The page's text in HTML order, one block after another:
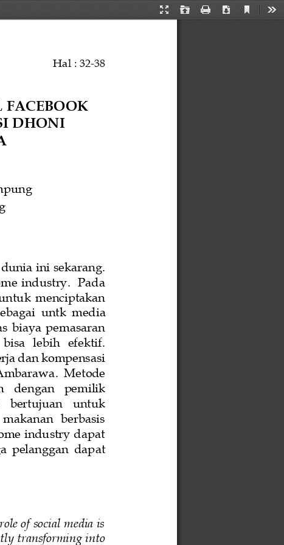
Presentation
Open Print Download
Current
Hal : 32-38
FACEBOOK
DHONI
ini sekarang
industry
Pada
menciptakan
untk media
biaya  pemasaran
lebih   efektif.
dan kompensasi
Metode
dengan   pemilik
bertujuan   untuk
berbasis
industry dapat
pelanggan  dapat
of social media is
transforming into